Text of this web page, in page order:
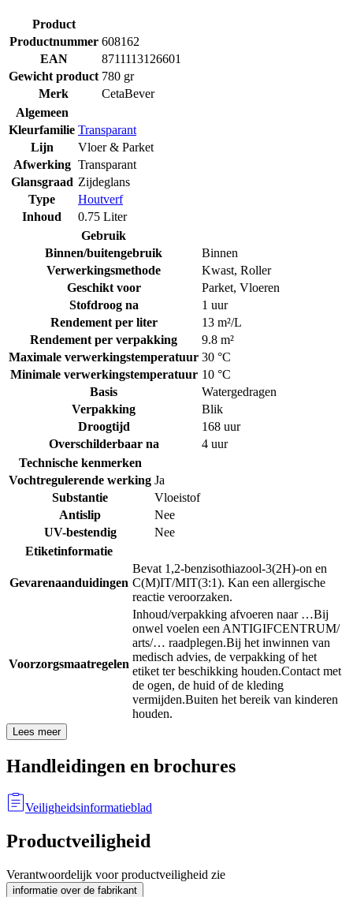
Product
Productnummer 608162
EAN
8711113126601
Gewicht product 780 gr
Merk
CetaBever
Algemeen
Kleurfamilie Transparant
Lijn
Vloer & Parket
Afwerking Transparant
Glansgraad Zijdeglans
Type
Houtverf
Inhoud
0.75 Liter
Gebruik
Binnen/buitengebruik
Binnen
Verwerkingsmethode
Kwast, Roller
Geschikt voor
Parket, Vloeren
Stofdroog na
1 uur
Rendement per liter
13 m²/L
Rendement per verpakking
9.8 m²
Maximale verwerkingstemperatuur 30 °C
Minimale verwerkingstemperatuur 10 °C
Basis
Watergedragen
Verpakking
Blik
Droogtijd
168 uur
Overschilderbaar na
4 uur
Technische kenmerken
Vochtregulerende werking Ja
Substantie
Vloeistof
Antislip
Nee
UV-bestendig
Nee
Etiketinformatie
Gevarenaanduidingen
Bevat 1,2-benzisothiazool-3(2H)-on en
C(M)IT/MIT(3:1). Kan een allergische
reactie veroorzaken.
Voorzorgsmaatregelen
Inhoud/verpakking afvoeren naar …Bij
onwel voelen een ANTIGIFCENTRUM/
arts/… raadplegen.Bij het inwinnen van
medisch advies, de verpakking of het
etiket ter beschikking houden.Contact met
de ogen, de huid of de kleding
vermijden.Buiten het bereik van kinderen
houden.
Lees meer
Handleidingen en brochures
Veiligheidsinformatieblad
Productveiligheid
Verantwoordelijk voor productveiligheid zie
informatie over de fabrikant